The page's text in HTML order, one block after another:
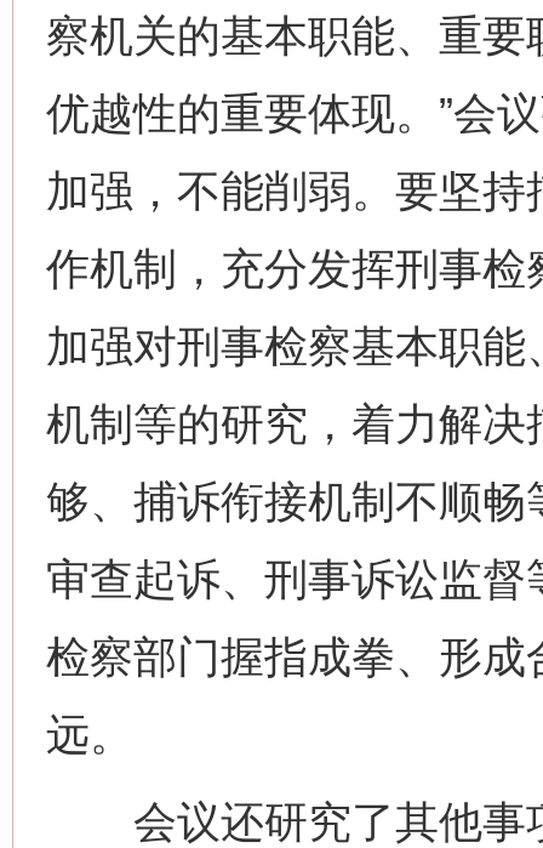
察机关的基本职能、重
优越性的重要体现。”会
加强，不能削弱。要坚
作机制，充分发挥刑事
加强对刑事检察基本职
机制等的研究，着力解
够、捕诉衔接机制不顺
审查起诉、刑事诉讼监
检察部门握指成拳、形
远。
会议还研究了其他事
网上购药对药下症？